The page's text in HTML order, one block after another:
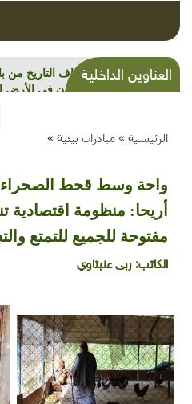
العناوين الداخليةاكتشاف التاريخ من
ينتشرون في الأرض
الرئيسية » مبادرات بيئية »
واحة وسط قحط
أريحا: منظومة اقتصادية
مفتوحة للجميع للتمتع
الكاتب: ربى عنبتاوي